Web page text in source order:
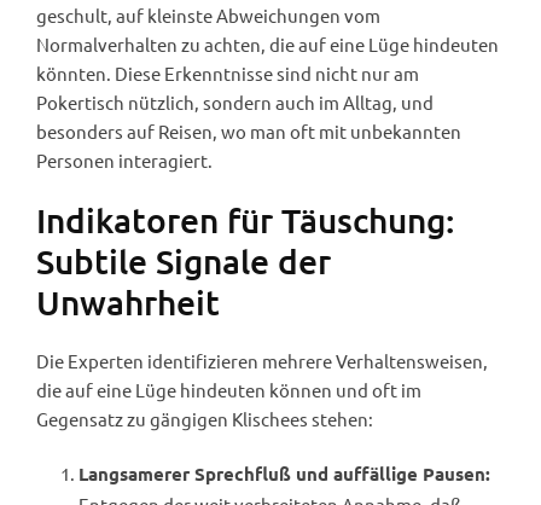
geschult, auf kleinste Abweichungen vom
Normalverhalten zu achten, die auf eine Lüge hindeuten
könnten. Diese Erkenntnisse sind nicht nur am
Pokertisch nützlich, sondern auch im Alltag, und
besonders auf Reisen, wo man oft mit unbekannten
Personen interagiert.
Indikatoren für Täuschung:
Subtile Signale der
Unwahrheit
Die Experten identifizieren mehrere Verhaltensweisen,
die auf eine Lüge hindeuten können und oft im
Gegensatz zu gängigen Klischees stehen:
Langsamerer Sprechfluß und auffällige Pausen: